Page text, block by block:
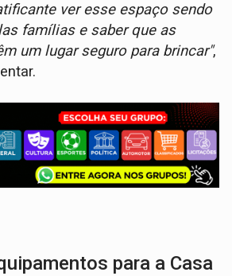
ver esse espaço sendo
famílias e saber que as
um lugar seguro para brincar",
para a Casa